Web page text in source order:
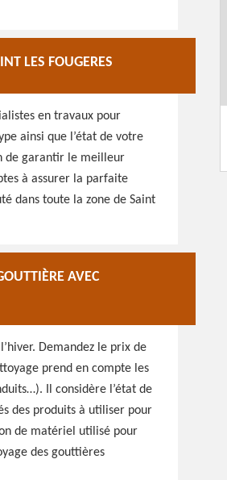
LES FOUGERES
en travaux pour
ainsi que l’état de votre
de garantir le meilleur
à assurer la parfaite
dans toute la zone de Saint
AVEC
Demandez le prix de
prend en compte les
Il considère l’état de
des produits à utiliser pour
de matériel utilisé pour
des gouttières